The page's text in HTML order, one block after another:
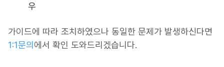
우
가이드에 따라 조치하였으나 동일한 문제가 발생하신다면
1:1문의에서 확인 도와드리겠습니다.